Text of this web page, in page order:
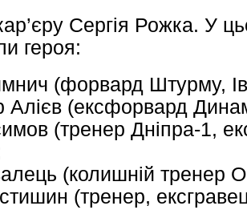
Сергія Рожка. У
героя:
(форвард Штурму,
Алієв (ексфорвард
(тренер Дніпра-1,
(колишній тренер
(тренер,